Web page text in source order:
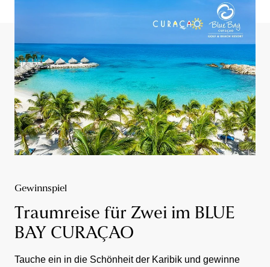
Gewinnspiel
Traumreise für Zwei im BLUE
BAY CURAÇAO
Tauche ein in die Schönheit der Karibik und gewinne